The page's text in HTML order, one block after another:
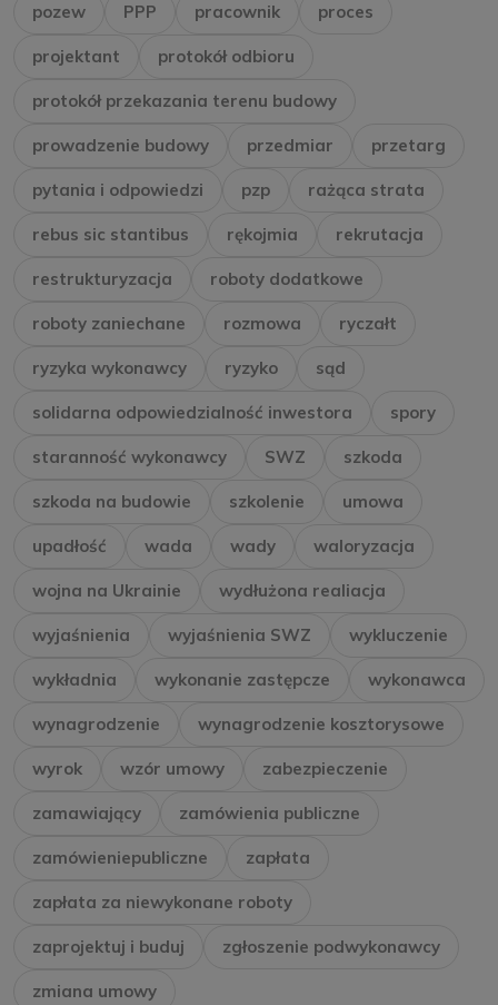
pozew PPP pracownik proces
projektant protokół odbioru
protokół przekazania terenu budowy
prowadzenie budowy przedmiar przetarg
pytania i odpowiedzi pzp rażąca strata
rebus sic stantibus rękojmia rekrutacja
restrukturyzacja roboty dodatkowe
roboty zaniechane rozmowa ryczałt
ryzyka wykonawcy ryzyko sąd
solidarna odpowiedzialność inwestora spory
staranność wykonawcy SWZ szkoda
szkoda na budowie szkolenie umowa
upadłość wada wady waloryzacja
wojna na Ukrainie wydłużona realiacja
wyjaśnienia wyjaśnienia SWZ wykluczenie
wykładnia wykonanie zastępcze wykonawca
wynagrodzenie wynagrodzenie kosztorysowe
wyrok wzór umowy zabezpieczenie
zamawiający zamówienia publiczne
zamówieniepubliczne zapłata
zapłata za niewykonane roboty
zaprojektuj i buduj zgłoszenie podwykonawcy
zmiana umowy